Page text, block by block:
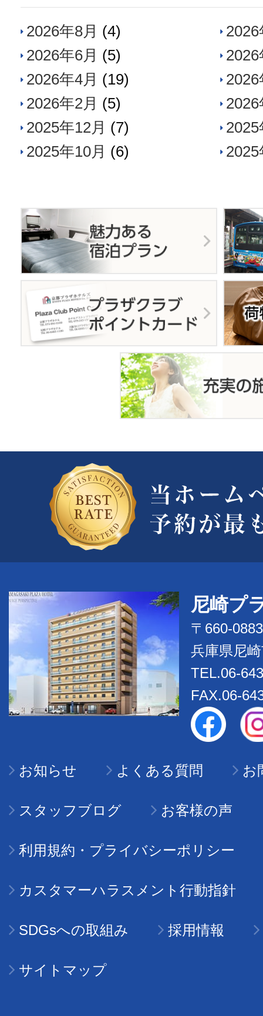
2026年8月 (4)
2026年6月 (5)
2026年4月 (19)
2026年2月 (5)
2025年12月 (7)
2025年10月 (6)
尼崎プ
〒660-0883
兵庫県尼
TEL.06-
FAX.06-
お知らせ よくある質問 お
スタッフブログ お客様の声
利用規約・プライバシーポリシー
カスタマーハラスメント行動指針
SDGsへの取組み 採用情報
サイトマップ